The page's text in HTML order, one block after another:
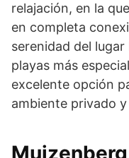
relajación, en la
en completa
serenidad del
playas más
excelente opción
ambiente privado